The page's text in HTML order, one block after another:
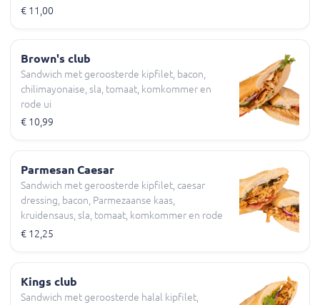
komkommer
€ 11,00
Brown's club
Sandwich met geroosterde kipfilet, bacon,
chilimayonaise, sla, tomaat, komkommer en
rode ui
€ 10,99
Parmesan Caesar
Sandwich met geroosterde kipfilet, caesar
dressing, bacon, Parmezaanse kaas,
kruidensaus, sla, tomaat, komkommer en rode
ui
€ 12,25
Kings club
Sandwich met geroosterde halal kipfilet,